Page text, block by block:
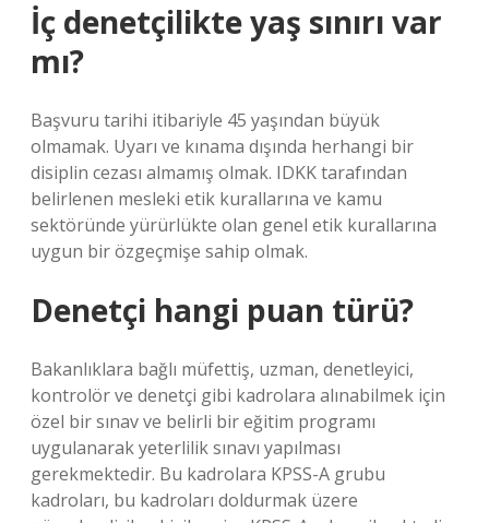
İç denetçilikte yaş sınırı var
mı?
Başvuru tarihi itibariyle 45 yaşından büyük
olmamak. Uyarı ve kınama dışında herhangi bir
disiplin cezası almamış olmak. IDKK tarafından
belirlenen mesleki etik kurallarına ve kamu
sektöründe yürürlükte olan genel etik kurallarına
uygun bir özgeçmişe sahip olmak.
Denetçi hangi puan türü?
Bakanlıklara bağlı müfettiş, uzman, denetleyici,
kontrolör ve denetçi gibi kadrolara alınabilmek için
özel bir sınav ve belirli bir eğitim programı
uygulanarak yeterlilik sınavı yapılması
gerekmektedir. Bu kadrolara KPSS-A grubu
kadroları, bu kadroları doldurmak üzere